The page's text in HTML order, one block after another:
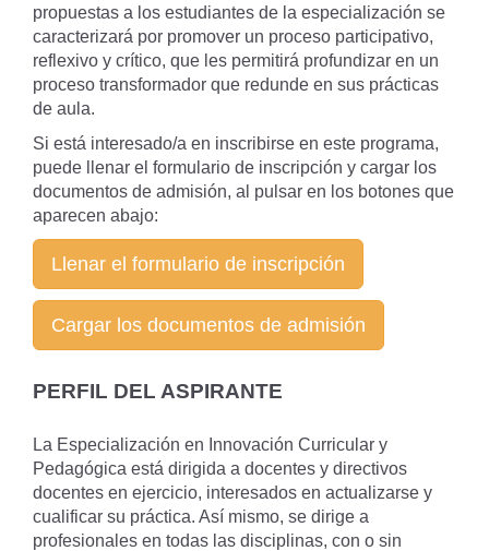
propuestas a los estudiantes de la especialización se
caracterizará por promover un proceso participativo,
reflexivo y crítico, que les permitirá profundizar en un
proceso transformador que redunde en sus prácticas
de aula.
Si está interesado/a en inscribirse en este programa,
puede llenar el formulario de inscripción y cargar los
documentos de admisión, al pulsar en los botones que
aparecen abajo:
Llenar el formulario de inscripción
Cargar los documentos de admisión
PERFIL DEL ASPIRANTE
La Especialización en Innovación Curricular y
Pedagógica está dirigida a docentes y directivos
docentes en ejercicio, interesados en actualizarse y
cualificar su práctica. Así mismo, se dirige a
profesionales en todas las disciplinas, con o sin